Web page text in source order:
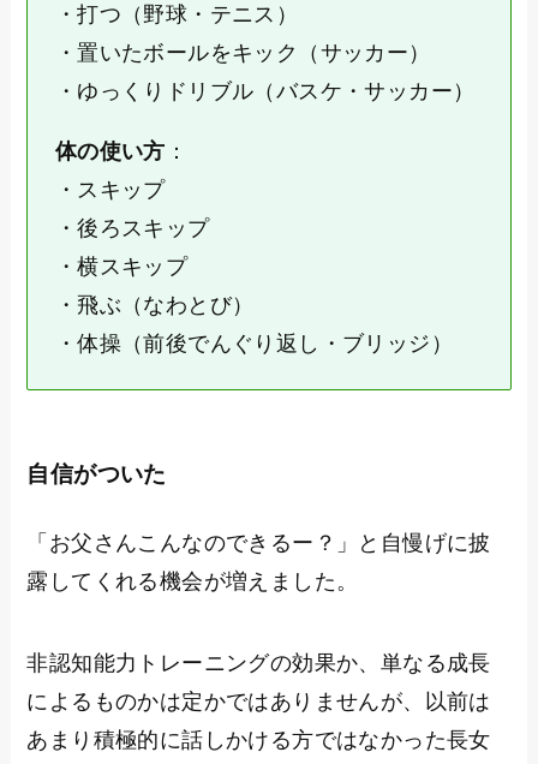
・打つ（野球・テニス）
・置いたボールをキック（サッカー）
・ゆっくりドリブル（バスケ・サッカー）
体の使い方 ：
・スキップ
・後ろスキップ
・横スキップ
・飛ぶ（なわとび）
・体操（前後でんぐり返し・ブリッジ）
自信がついた
「お父さんこんなのできるー？」と自慢げに披
露してくれる機会が増えました。
非認知能力トレーニングの効果か、単なる成長
によるものかは定かではありませんが、以前は
あまり積極的に話しかける方ではなかった長女